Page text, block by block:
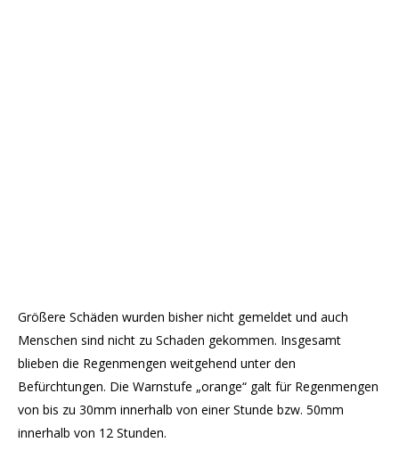
Größere Schäden wurden bisher nicht gemeldet und auch
Menschen sind nicht zu Schaden gekommen. Insgesamt
blieben die Regenmengen weitgehend unter den
Befürchtungen. Die Warnstufe „orange“ galt für Regenmengen
von bis zu 30mm innerhalb von einer Stunde bzw. 50mm
innerhalb von 12 Stunden.